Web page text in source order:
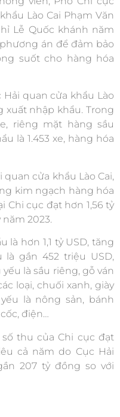
Lào Cai Phạm Văn
Lễ Quốc khánh năm
án để đảm bảo
suốt cho hàng hóa
quan cửa khẩu Lào
xuất nhập khẩu. Trong
riêng mặt hàng sầu
là 1.453 xe, hàng hóa
cửa khẩu Lào Cai,
kim ngạch hàng hóa
Chi cục đạt hơn 1,56 tỷ
năm 2023.
là hơn 1,1 tỷ USD, tăng
là gần 452 triệu USD,
là sầu riêng, gỗ ván
loại, chuối xanh, giày
là nông sản, bánh
điện…
thu của Chi cục đạt
cả năm do Cục Hải
207 tỷ đồng so với